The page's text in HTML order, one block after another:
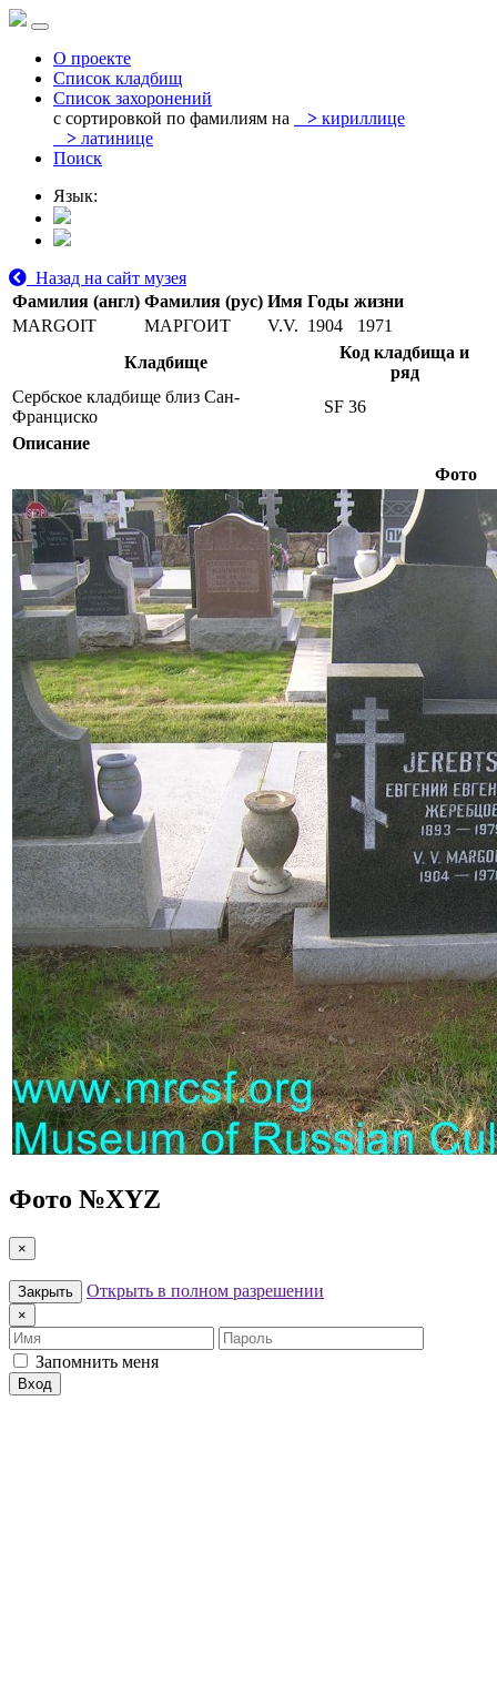
О проекте
Список кладбищ
Список захоронений
с сортировкой по фамилиям на
> кириллице
> латинице
Поиск
Язык:
Назад на сайт музея
Фамилия (англ) Фамилия (рус) Имя Годы жизни
MARGOIT
МАРГОИТ V.V. 1904
1971
Кладбище
Код кладбища и
ряд
Сербское кладбище близ Сан-
Франциско
SF 36
Описание
Фото
Фото №XYZ
×
Закрыть Открыть в полном разрешении
×
Имя
Пароль
Запомнить меня
Вход